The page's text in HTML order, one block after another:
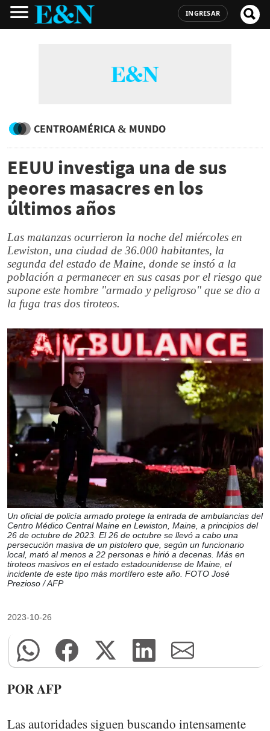
INGRESAR
CENTROAMÉRICA & MUNDO
EEUU investiga una de sus
peores masacres en los
últimos años
Las matanzas ocurrieron la noche del miércoles en
Lewiston, una ciudad de 36.000 habitantes, la
segunda del estado de Maine, donde se instó a la
población a permanecer en sus casas por el riesgo que
supone este hombre "armado y peligroso" que se dio a
la fuga tras dos tiroteos.
Un oficial de policía armado protege la entrada de ambulancias del
Centro Médico Central Maine en Lewiston, Maine, a principios del
26 de octubre de 2023. El 26 de octubre se llevó a cabo una
persecución masiva de un pistolero que, según un funcionario
local, mató al menos a 22 personas e hirió a decenas. Más en
tiroteos masivos en el estado estadounidense de Maine, el
incidente de este tipo más mortífero este año. FOTO José
Prezioso / AFP
2023-10-26
POR AFP
Las autoridades siguen buscando intensamente